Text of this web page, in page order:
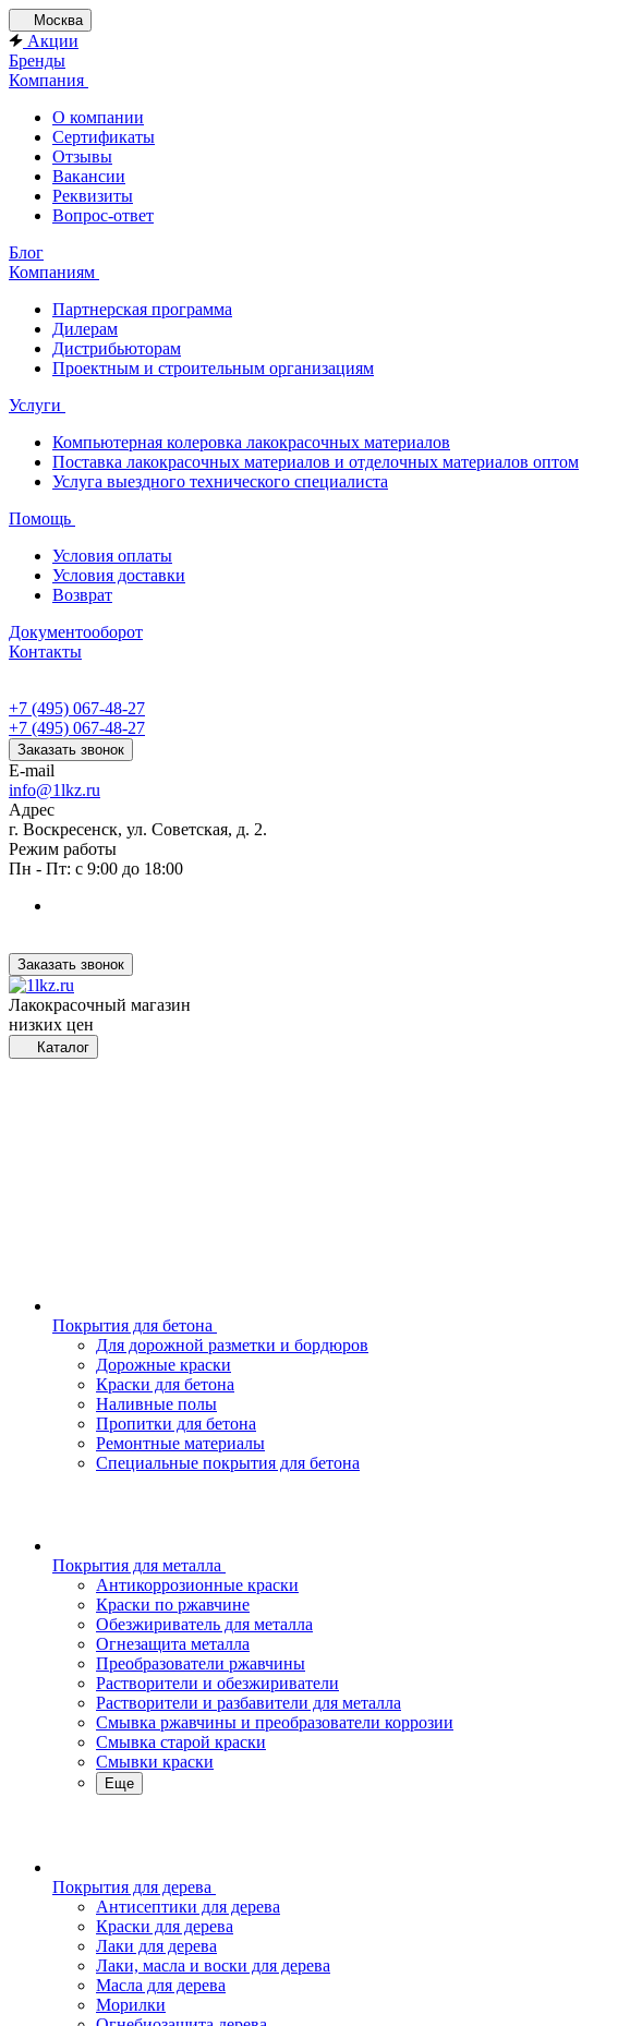
Москва
Акции
Бренды
Компания
О компании
Сертификаты
Отзывы
Вакансии
Реквизиты
Вопрос-ответ
Блог
Компаниям
Партнерская программа
Дилерам
Дистрибьюторам
Проектным и строительным организациям
Услуги
Компьютерная колеровка лакокрасочных материалов
Поставка лакокрасочных материалов и отделочных материалов оптом
Услуга выездного технического специалиста
Помощь
Условия оплаты
Условия доставки
Возврат
Документооборот
Контакты
+7 (495) 067-48-27
+7 (495) 067-48-27
Заказать звонок
E-mail
info@1lkz.ru
Адрес
г. Воскресенск, ул. Советская, д. 2.
Режим работы
Пн - Пт: с 9:00 до 18:00
Заказать звонок
Лакокрасочный магазин
низких цен
Каталог
Покрытия для бетона
Для дорожной разметки и бордюров
Дорожные краски
Краски для бетона
Наливные полы
Пропитки для бетона
Ремонтные материалы
Специальные покрытия для бетона
Покрытия для металла
Антикоррозионные краски
Краски по ржавчине
Обезжириватель для металла
Огнезащита металла
Преобразователи ржавчины
Растворители и обезжириватели
Растворители и разбавители для металла
Смывка ржавчины и преобразователи коррозии
Смывка старой краски
Смывки краски
Еще
Покрытия для дерева
Антисептики для дерева
Краски для дерева
Лаки для дерева
Лаки, масла и воски для дерева
Масла для дерева
Морилки